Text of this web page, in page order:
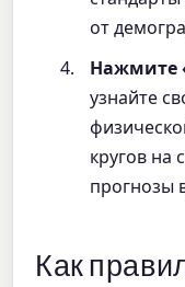
от
Нажмите
узнайте
кругов на
прогнозы
Как